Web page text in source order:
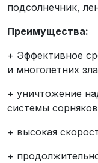
подсолнечник,
Преимущества:
+ Эффективное
и многолетних
+ уничтожение
системы
+ высокая
+